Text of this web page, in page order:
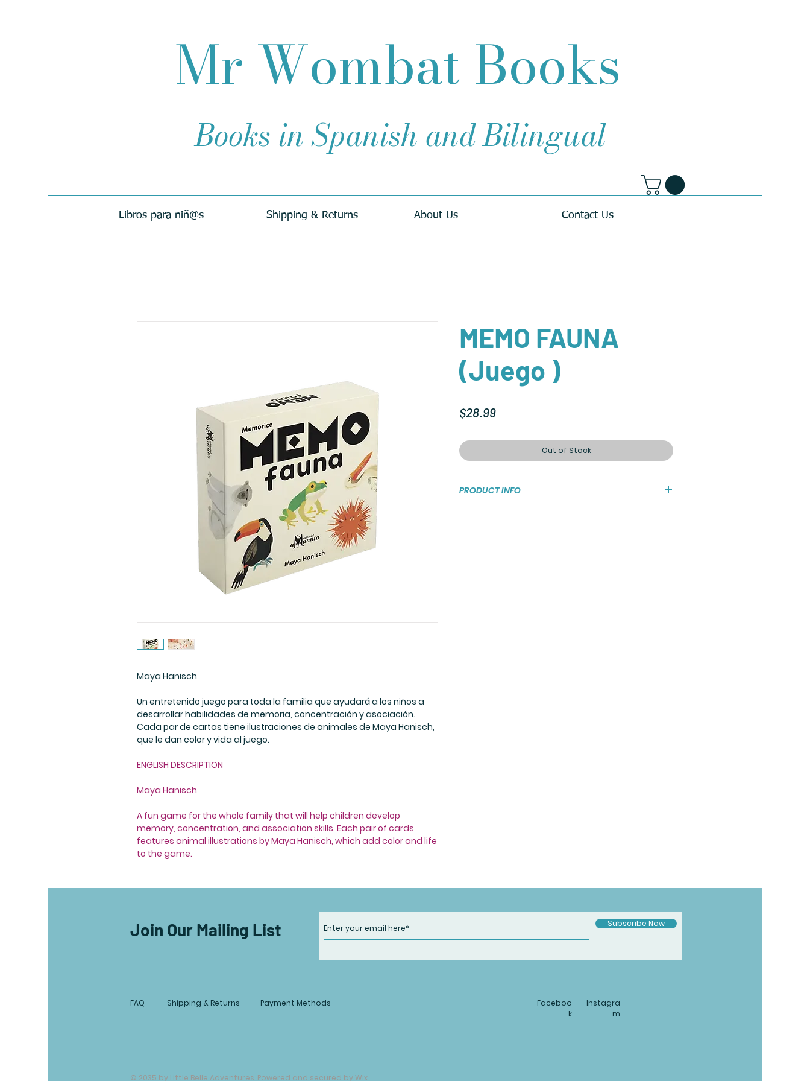
Mr Wombat Books
Books in Spanish and Bilingual
Libros para niñ@s Shipping & Returns About Us Contact Us
Maya Hanisch
Un entretenido juego para toda la familia que ayudará a los niños a
desarrollar habilidades de memoria, concentración y asociación.
Cada par de cartas tiene ilustraciones de animales de Maya Hanisch,
que le dan color y vida al juego.
ENGLISH DESCRIPTION
Maya Hanisch
A fun game for the whole family that will help children develop
memory, concentration, and association skills. Each pair of cards
features animal illustrations by Maya Hanisch, which add color and life
to the game.
MEMO FAUNA
(Juego )
$28.99Price
Out of Stock
PRODUCT INFO
Join Our Mailing List Subscribe Now
FAQ Shipping & Returns Payment Methods
Faceboo
k
Instagra
m
© 2035 by Little Belle Adventures. Powered and secured by Wix